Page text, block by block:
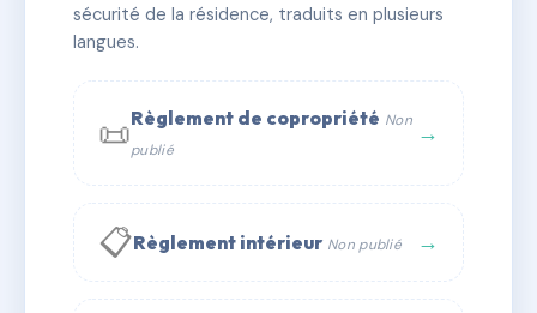
✓ Immatriculée 🏠 31 lots 🏗 1 bâtiment(s)
📞 Contacter Syndic Digital 💬 WhatsApp
✉ Email
sécurité de la résidence, traduits en plusieurs
langues.
📜Règlement de copropriété Non
publié
→
📋Règlement intérieur Non publié →